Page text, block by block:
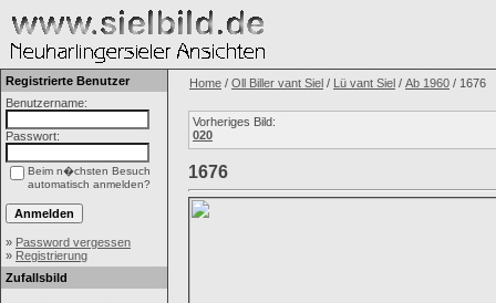
Registrierte Benutzer
Benutzername:
Passwort:
Beim n�chsten Besuch
automatisch anmelden?
» Password vergessen
» Registrierung
Zufallsbild
Home / Oll Biller vant Siel / Lü vant Siel / Ab 1960 / 1676
Vorheriges Bild:
020
1676